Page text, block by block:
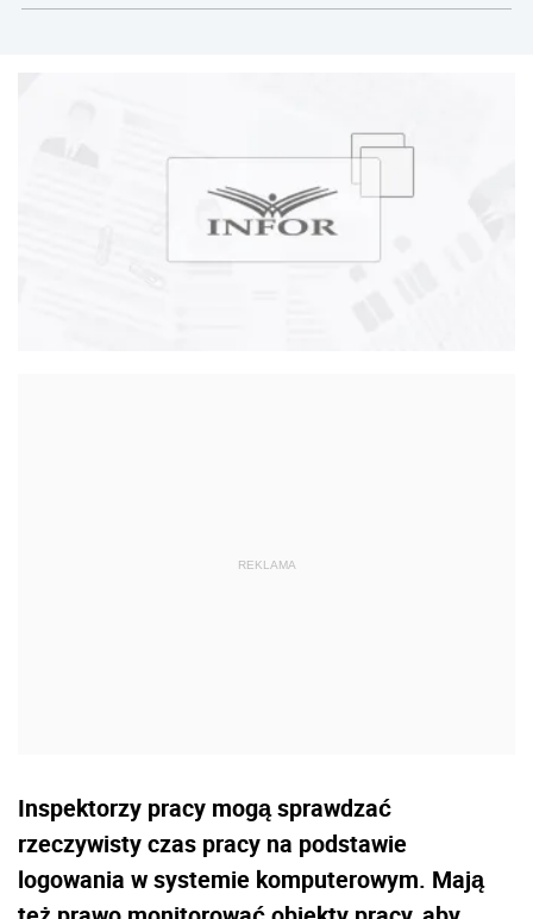
Inspektorzy pracy mogą sprawdzać
rzeczywisty czas pracy na podstawie
logowania w systemie komputerowym. Mają